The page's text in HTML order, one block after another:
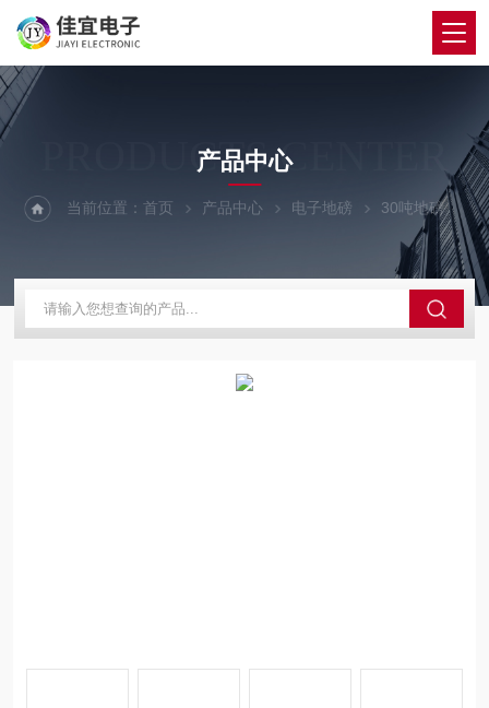
PRODUCTS CENTER
产品中心
当前位置：首页 产品中心 电子地磅 30吨地磅